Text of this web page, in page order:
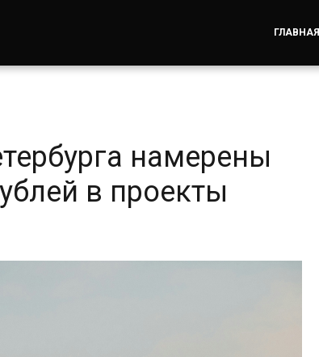
ГЛАВНАЯ
намерены
в проекты